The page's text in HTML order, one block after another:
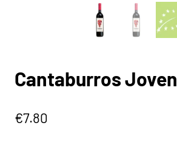
Cantaburros Joven
€7.80